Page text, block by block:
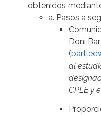
obtenidos
a. Pasos a
Doni
(
al
CPLE y